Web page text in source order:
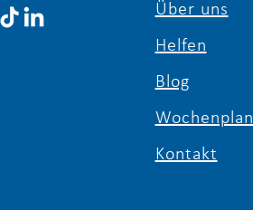
Erfolgsgeschichten Schule
& Beruf Berlin e. V. /
Interview mit Sebastian
Über uns
Helfen
Blog
Wochenplan
Kontakt